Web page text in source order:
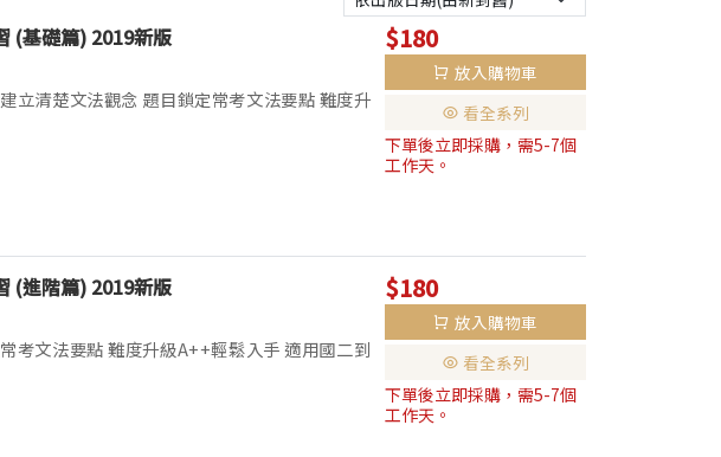
(基礎篇) 2019新版
立清楚文法觀念 題目鎖定常考文法要點 難度升
$180
放入購物車
看全系列
下單後立即採購，需5-7個
工作天。
(進階篇) 2019新版
考文法要點 難度升級A++輕鬆入手 適用國二到
$180
放入購物車
看全系列
下單後立即採購，需5-7個
工作天。